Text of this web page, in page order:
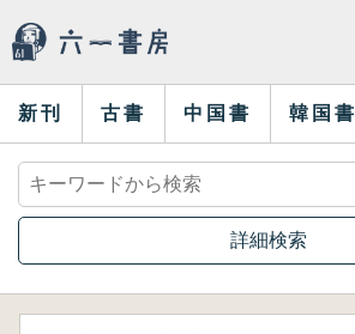
新刊 古書 中国書 韓国書
詳細検索